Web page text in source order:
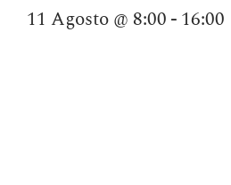
11 Agosto @ 8:00-16:00